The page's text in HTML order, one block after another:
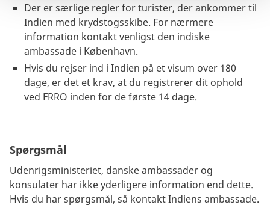
Der er særlige regler for turister, der ankommer til
Indien med krydstogsskibe. For nærmere
information kontakt venligst den indiske
ambassade i København.
Hvis du rejser ind i Indien på et visum over 180
dage, er det et krav, at du registrerer dit ophold
ved FRRO inden for de første 14 dage.
Spørgsmål
Udenrigsministeriet, danske ambassader og
konsulater har ikke yderligere information end dette.
Hvis du har spørgsmål, så kontakt Indiens ambassade.